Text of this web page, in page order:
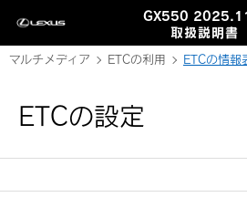
GX550
取扱説明書
マルチメディア ETCの利用 ETCの情報
ETCの設定